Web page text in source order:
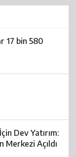
17 bin 580
Dev Yatırım:
Merkezi Açıldı